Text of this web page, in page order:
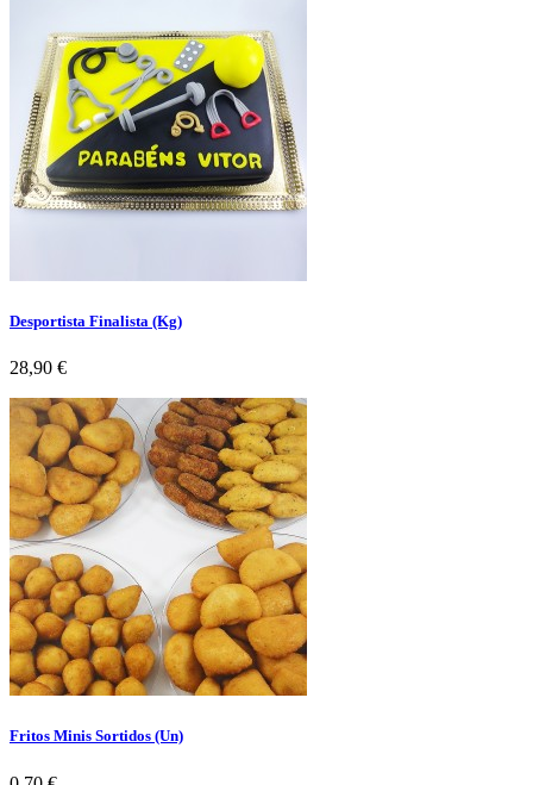
Desportista Finalista (Kg)
Preço
28,90 €
Fritos Minis Sortidos (Un)